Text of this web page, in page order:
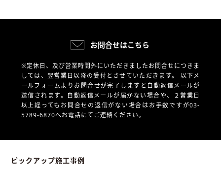
お問合せはこちら
※定休日、及び営業時間外にいただきましたお問合せにつきま
しては、翌営業日以降の受付とさせていただきます。 以下メ
ールフォームよりお問合せが完了しますと自動返信メールが
送信されます。自動返信メールが届かない場合や、
２営業日
以上経ってもお問合せの返信がない場合はお手数ですが03-
5789-6870へお電話にてご連絡ください。
ピックアップ施工事例